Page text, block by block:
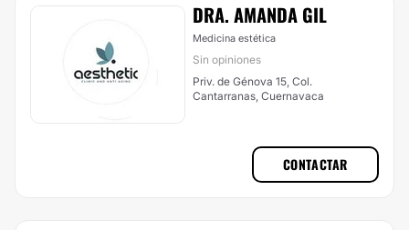
DRA. AMANDA GIL
Medicina estética
Sin opiniones
Priv. de Génova 15, Col.
Cantarranas, Cuernavaca
CONTACTAR